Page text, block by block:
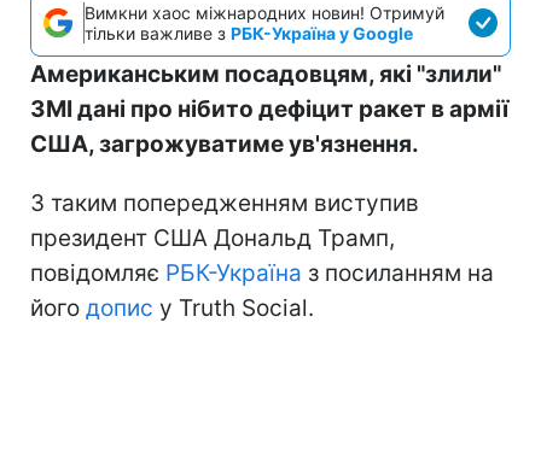
Вимкни хаос міжнародних новин! Отримуй
тільки важливе з РБК-Україна у Google
Американським посадовцям, які "злили"
ЗМІ дані про нібито дефіцит ракет в армії
США, загрожуватиме ув'язнення.
З таким попередженням виступив
президент США Дональд Трамп,
повідомляє РБК-Україна з посиланням на
його допис у Truth Social.